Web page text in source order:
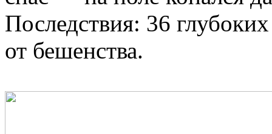
Последствия: 36
от бешенства.